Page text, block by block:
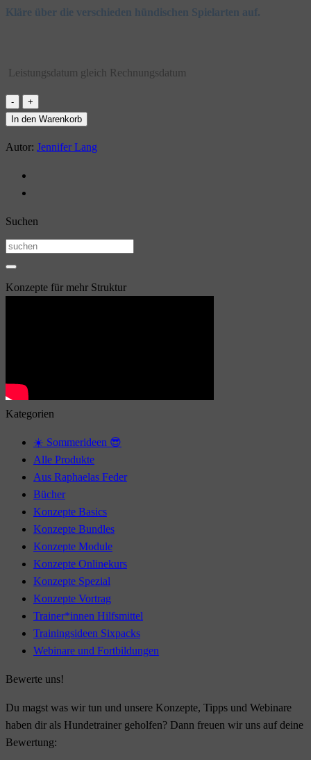
Kläre über die verschieden hündischen Spielarten auf.
Leistungsdatum gleich Rechnungsdatum
Abendvortrag
"Spielverhalten
Hunden"
In den Warenkorb
Autor: Jennifer Lang
Suchen
Suchen
nach:
Konzepte für mehr Struktur
Kategorien
☀️ Sommerideen 😎
Alle Produkte
Aus Raphaelas Feder
Bücher
Konzepte Basics
Konzepte Bundles
Konzepte Module
Konzepte Onlinekurs
Konzepte Spezial
Konzepte Vortrag
Trainer*innen Hilfsmittel
Trainingsideen Sixpacks
Webinare und Fortbildungen
Bewerte uns!
Du magst was wir tun und unsere Konzepte, Tipps und Webinare
haben dir als Hundetrainer geholfen? Dann freuen wir uns auf deine
Bewertung: